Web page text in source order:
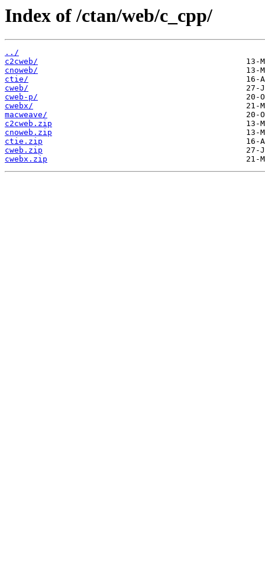
Index of /ctan/web/c_cpp/
../
c2cweb/
cnoweb/
ctie/
cweb/
cweb-p/
cwebx/
macweave/
c2cweb.zip
cnoweb.zip
ctie.zip
cweb.zip
cwebx.zip